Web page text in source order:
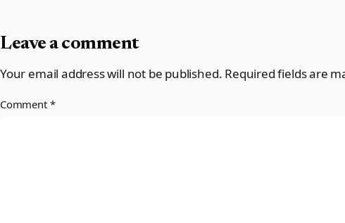
Leave a comment
Your email address will not be published. Required fields are
Comment *